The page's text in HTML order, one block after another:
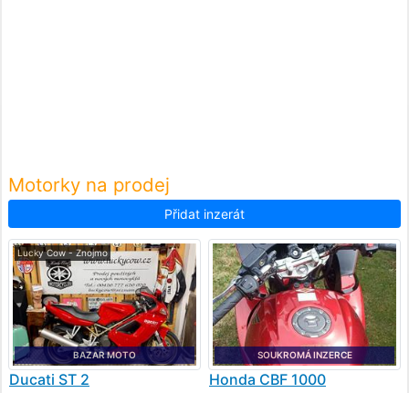
Motorky na prodej
Přidat inzerát
Lucky Cow - Znojmo
BAZAR MOTO
Ducati ST 2
SOUKROMÁ INZERCE
Honda CBF 1000